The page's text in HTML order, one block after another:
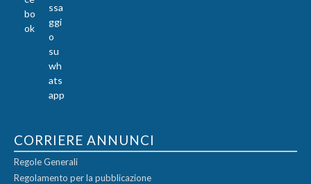
CORRIERE ANNUNCI
Regole Generali
Regolamento per la pubblicazione